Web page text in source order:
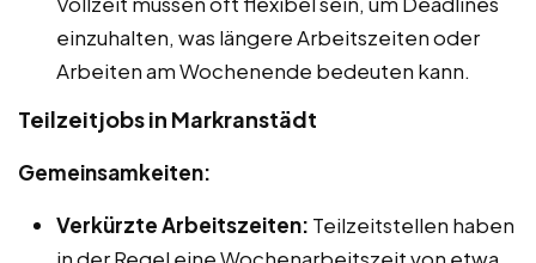
einzuhalten, was längere Arbeitszeiten oder
Arbeiten am Wochenende bedeuten kann.
Teilzeitjobs in Markranstädt
Gemeinsamkeiten:
Verkürzte Arbeitszeiten: Teilzeitstellen haben